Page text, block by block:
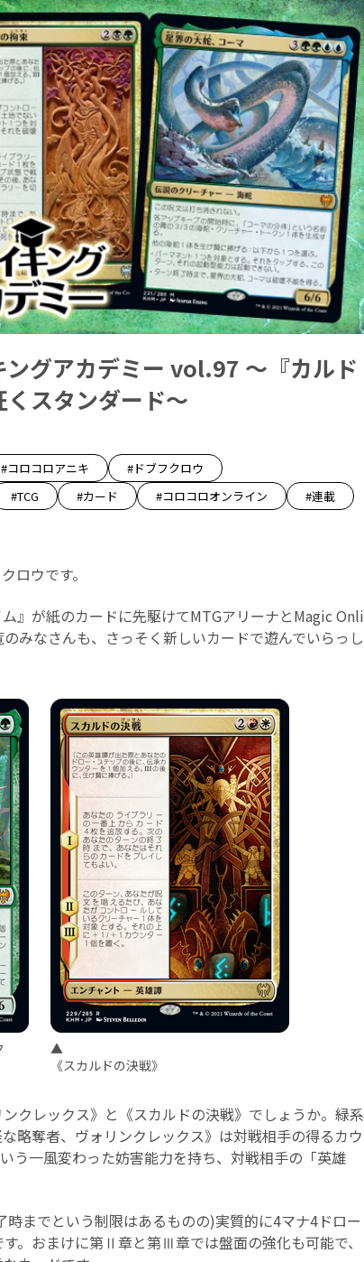
グアカデミー vol.97 ～『カルド
スタンダード～
#コロコロアニキ
#ドブフクロウ
#TCG #カード #コロコロオンライン #連載
ロウです。
』が紙のカードに先駆けてMTGアリーナとMagic Onli
みなさんも、さっそく新しいカードで遊んでいらっし
▲
《スカルドの決戦》
クレックス》と《スカルドの決戦》でしょうか。緑系
略奪者、ヴォリンクレックス》は対戦相手の得るカウ
う一風変わった妨害能力を持ち、対戦相手の「英雄
までという制限はあるものの)実質的に4マナ4ドロー
。おまけに第Ⅱ章と第Ⅲ章では盤面の強化も可能で、